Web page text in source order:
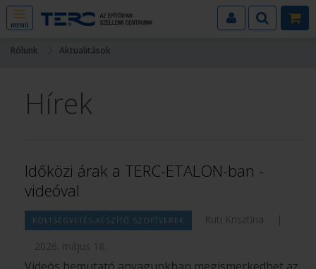
MENÜ
Rólunk Aktualitások
Hírek
Időközi árak a TERC-ETALON-ban -
videóval
KÖLTSÉGVETÉS-KÉSZÍTŐ SZOFTVEREK Kuti Krisztina
|
2026. május 18.